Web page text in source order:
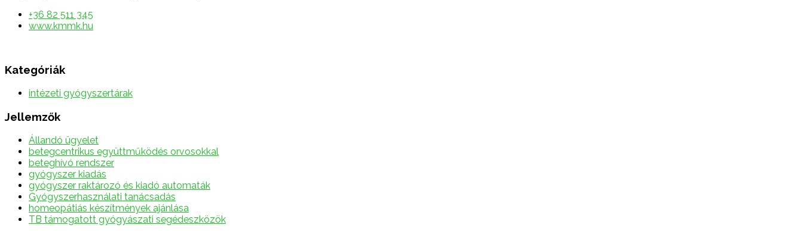
+36 82 511 345
www.kmmk.hu
Kategóriák
intézeti gyógyszertárak
Jellemzők
Állandó ügyelet
betegcentrikus együttműködés orvosokkal
beteghívó rendszer
gyógyszer kiadás
gyógyszer raktározó és kiadó automaták
Gyógyszerhasználati tanácsadás
homeopátiás készítmények ajánlása
TB támogatott gyógyászati segédeszközök